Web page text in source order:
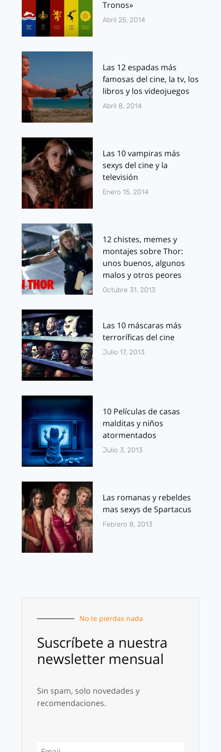
Tronos»
Abril 25, 2014
Las 12 espadas más
famosas del cine, la tv, los
libros y los videojuegos
Abril 8, 2014
Las 10 vampiras más
sexys del cine y la
televisión
Enero 15, 2014
12 chistes, memes y
montajes sobre Thor:
unos buenos, algunos
malos y otros peores
Octubre 31, 2013
Las 10 máscaras más
terroríficas del cine
Julio 17, 2013
10 Películas de casas
malditas y niños
atormentados
Julio 3, 2013
Las romanas y rebeldes
mas sexys de Spartacus
Febrero 8, 2013
No te pierdas nada
Suscríbete a nuestra
newsletter mensual
Sin spam, solo novedades y
recomendaciones.